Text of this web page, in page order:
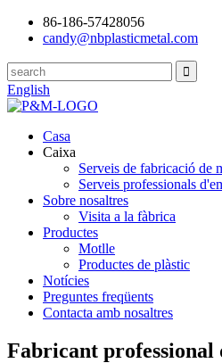
86-186-57428056
candy@nbplasticmetal.com
English
Casa
Caixa
Serveis de fabricació de
Serveis professionals
Sobre nosaltres
Visita a la fàbrica
Productes
Motlle
Productes de plàstic
Notícies
Preguntes freqüents
Contacta amb nosaltres
Fabricant professional